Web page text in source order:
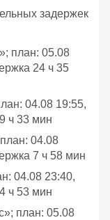
задержек
план: 05.08
24 ч 35
04.08 19:55,
ч 33 мин
04.08
7 ч 58 мин
04.08 23:40,
ч 53 мин
план: 05.08